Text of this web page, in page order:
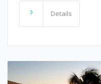
Details